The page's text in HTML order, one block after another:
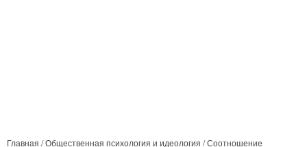
Главная /Общественная психология и идеология /Соотношение